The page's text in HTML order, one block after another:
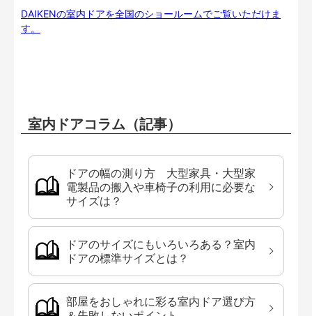
DAIKENの室内ドアを全国のショールームでご覧いただけま
す。
室内ドアコラム（記事）
ドアの幅の測り方 大型家具・大型家
電製品の搬入や車椅子の利用に必要な
サイズは？
ドアのサイズにもいろいろある？室内
ドアの標準サイズとは？
部屋をおしゃれに彩る室内ドア選び方